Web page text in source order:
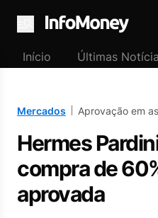
Menu
Início Últimas
Mercados Aprovação em
Hermes
compra de
aprovada